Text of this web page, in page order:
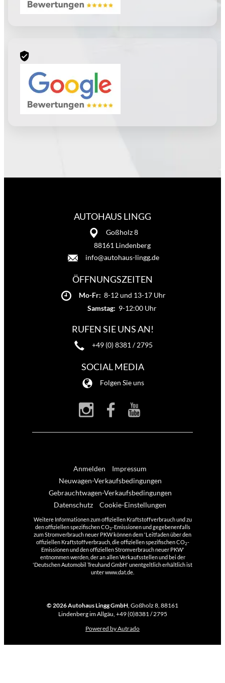
AUTOHAUS LINGG
Goßholz 8
88161 Lindenberg
info@autohaus-lingg.de
ÖFFNUNGSZEITEN
Mo-Fr: 8-12 und 13-17 Uhr
Samstag: 9-12:00 Uhr
RUFEN SIE UNS AN!
+49 (0) 8381 / 2795
SOCIAL MEDIA
Folgen Sie uns
Anmelden
Impressum
Neuwagen-Verkaufsbedingungen
Gebrauchtwagen-Verkaufsbedingungen
Datenschutz
Cookie-Einstellungen
Weitere Informationen zum offiziellen Kraftstoffverbrauch und zu
den offiziellen spezifischen CO2-Emissionen und gegebenenfalls
zum Stromverbrauch neuer PKW können dem 'Leitfaden über den
offiziellen Kraftstoffverbrauch, die offiziellen spezifischen CO2-
Emissionen und den offiziellen Stromverbrauch neuer PKW'
entnommen werden, der an allen Verkaufsstellen und bei der
'Deutschen Automobil Treuhand GmbH' unentgeltlich erhältlich ist
unter www.dat.de.
© 2026Autohaus Lingg GmbH Goßholz 8 88161
Lindenberg im Allgäu, +49 (0)8381 / 2795
Powered by Autrado